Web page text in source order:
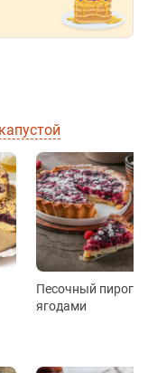
Песочный пирог с
ягодами